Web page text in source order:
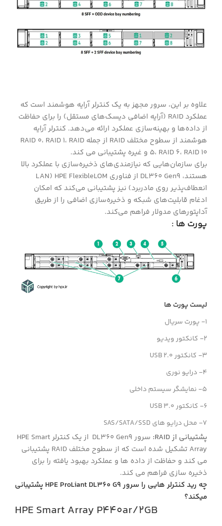
علاوه بر این، سرور مجهز به یک کنترلر آرایه هوشمند است که
عملکرد RAID (آرایه اضافی دیسک‌های مستقل) را برای حفاظت
از داده‌ها و بهینه‌سازی عملکرد ارائه می‌دهد. کنترلر آرایه
هوشمند از سطوح مختلف RAID از جمله RAID 0، RAID 1، RAID
5، RAID 6، RAID 10 و غیره پشتیبانی می کند.
برای سازمان‌هایی که نیازمندی‌های ذخیره‌سازی با عملکرد بالا
هستند، DL360 Gen9 از فناوری HPE FlexibleLOM (LAN
انعطاف‌پذیر روی مادربرد) نیز پشتیبانی می‌کند که امکان
ادغام قابلیت‌های شبکه و ذخیره‌سازی اضافی را از طریق
آداپتورهای مدولار فراهم می‌کند.
پورت ها :
لیست پورت ها
1- پورت سریال
2- کانکتور ویدیو
3- کانکتور USB 2.0
4- درایو نوری
5- نمایشگر سیستم داخلی
6- کانکتور USB 3.0
7- محل درایو های SAS/SATA/SSD
پشتیبانی از RAID:
سرور DL360 Gen9 از یک کنترلر HPE Smart
Array تشکیل شده است که از سطوح مختلف RAID پشتیبانی
می کند و حفاظت از داده ها و عملکرد بهبود یافته را برای
ذخیره سازی فراهم می کند.
چه رید کنترلر هایی را سرور HPE ProLiant DL360 G9 پشتیبانی
میکند؟
HPE Smart Array P440ar/2GB